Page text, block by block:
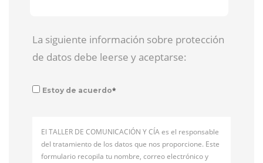
La siguiente información sobre protección
de datos debe leerse y aceptarse:
Estoy de acuerdo*
El TALLER DE COMUNICACIÓN Y CÍA es el responsable
del tratamiento de los datos que nos proporcione. Este
formulario recopila tu nombre, correo electrónico y